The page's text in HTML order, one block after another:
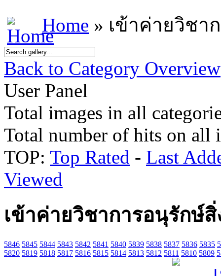
Home » เข้าค่ายวิชา
Back to Category Overview
User Panel
Total images in all
Total number of hits on all
TOP: Top Rated - Last
Viewed
เข้าค่ายวิชาการอนุรักษ์
5846 5845 5844 5843 5842 5841 5840 5839 5838 5837 5836 5835
5820 5819 5818 5817 5816 5815 5814 5813 5812 5811 5810 5809